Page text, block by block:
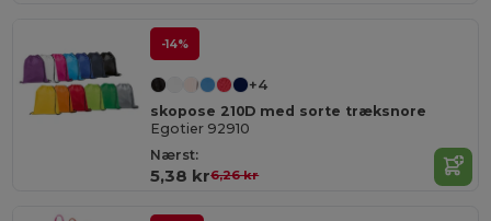
-14%
+4
skopose 210D med sorte træksnore
Egotier 92910
Nærst:
5,38 kr6,26 kr